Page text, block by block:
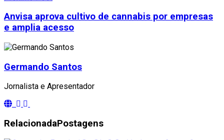
Anvisa aprova cultivo de cannabis por empresas
e amplia acesso
Germando Santos
Jornalista e Apresentador
RelacionadaPostagens